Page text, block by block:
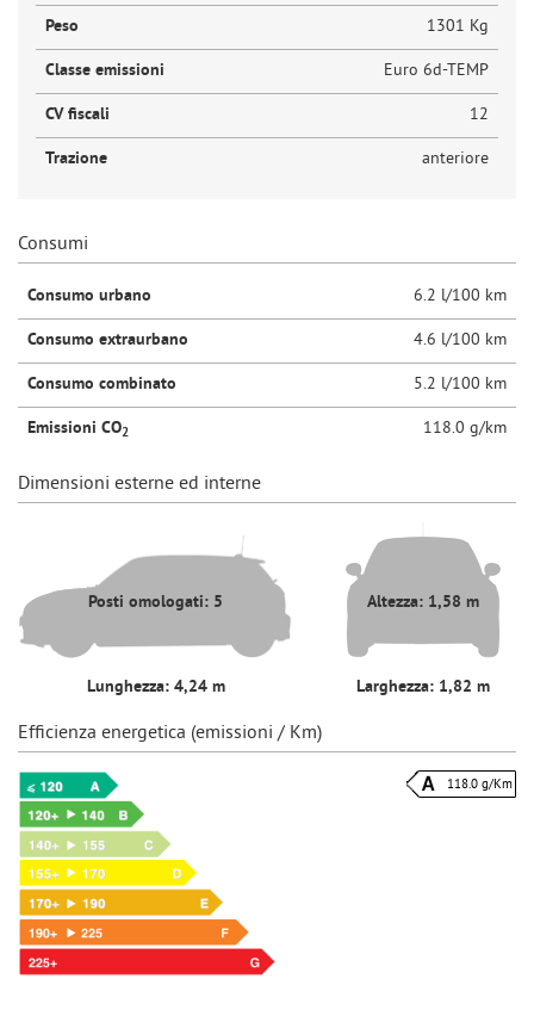
Peso 1301 Kg
Classe emissioni Euro 6d-TEMP
CV fiscali 12
Trazione anteriore
Consumi
Consumo urbano 6.2 l/100 km
Consumo extraurbano 4.6 l/100 km
Consumo combinato 5.2 l/100 km
Emissioni CO2 118.0 g/km
Dimensioni esterne ed interne
Posti omologati: 5
Lunghezza: 4,24 m
Altezza: 1,58 m
Larghezza: 1,82 m
Efficienza energetica (emissioni / Km)
118.0 g/Km